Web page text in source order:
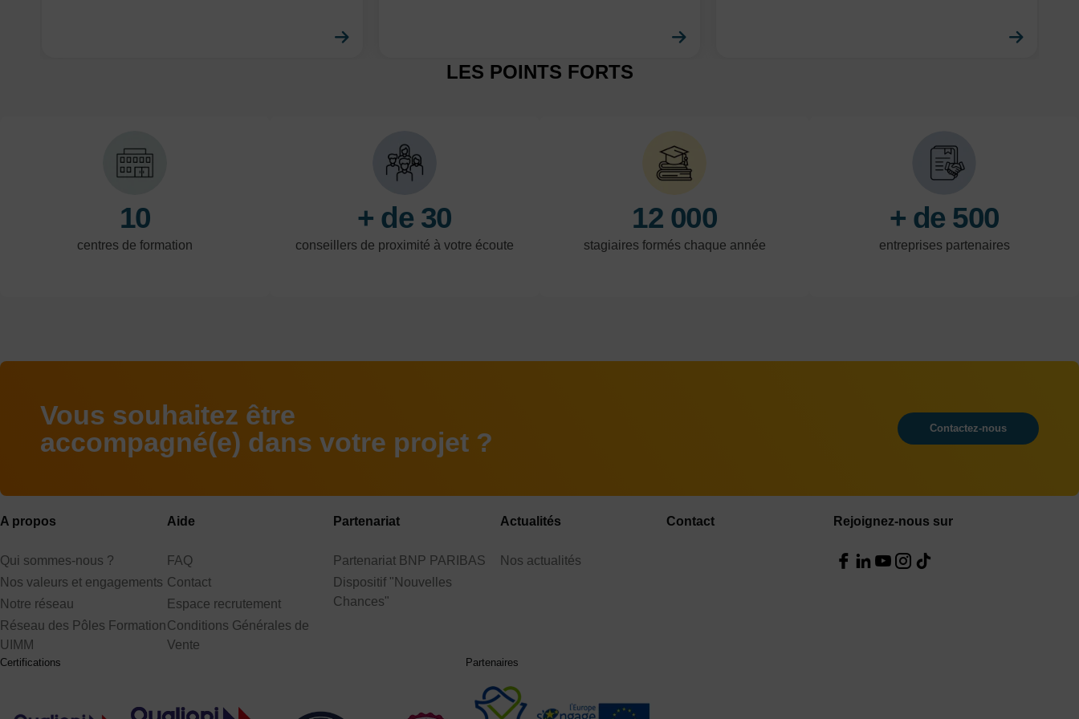
LES POINTS FORTS
10
centres de formation
+ de 30
conseillers de proximité à votre écoute
12 000
stagiaires formés chaque année
+ de 500
entreprises partenaires
Vous souhaitez être
accompagné(e) dans votre projet ?
Contactez-nous
A propos
Qui sommes-nous ?
Nos valeurs et engagements
Notre réseau
Réseau des Pôles Formation
UIMM
Aide
FAQ
Contact
Espace recrutement
Conditions Générales de
Vente
Partenariat
Partenariat BNP PARIBAS
Dispositif "Nouvelles
Chances"
Actualités
Nos actualités
Contact Rejoignez-nous sur
Certifications Partenaires